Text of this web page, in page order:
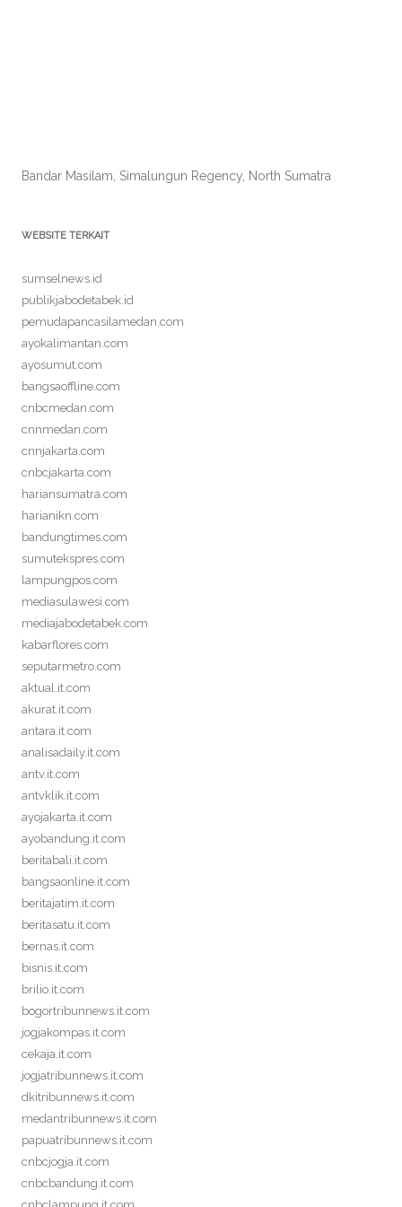
Bandar Masilam, Simalungun Regency, North Sumatra
WEBSITE TERKAIT
sumselnews.id
publikjabodetabek.id
pemudapancasilamedan.com
ayokalimantan.com
ayosumut.com
bangsaoffline.com
cnbcmedan.com
cnnmedan.com
cnnjakarta.com
cnbcjakarta.com
hariansumatra.com
harianikn.com
bandungtimes.com
sumutekspres.com
lampungpos.com
mediasulawesi.com
mediajabodetabek.com
kabarflores.com
seputarmetro.com
aktual.it.com
akurat.it.com
antara.it.com
analisadaily.it.com
antv.it.com
antvklik.it.com
ayojakarta.it.com
ayobandung.it.com
beritabali.it.com
bangsaonline.it.com
beritajatim.it.com
beritasatu.it.com
bernas.it.com
bisnis.it.com
brilio.it.com
bogortribunnews.it.com
jogjakompas.it.com
cekaja.it.com
jogjatribunnews.it.com
dkitribunnews.it.com
medantribunnews.it.com
papuatribunnews.it.com
cnbcjogja.it.com
cnbcbandung.it.com